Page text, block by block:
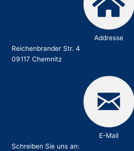
Addresse
Reichenbrander Str. 4
09117 Chemnitz
E-Mail
Schreiben Sie uns an: